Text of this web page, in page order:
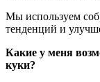
Мы используем
тенденций и
Какие у меня
куки?